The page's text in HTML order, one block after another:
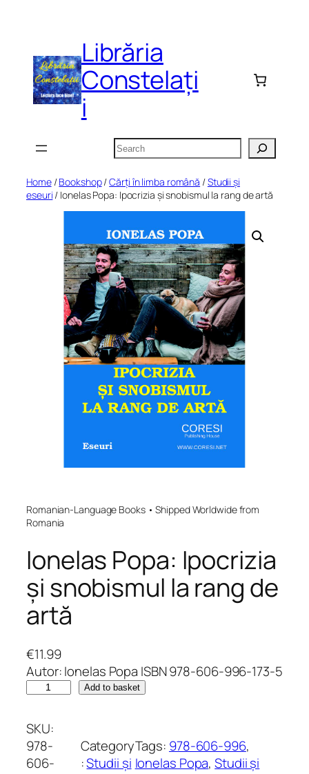
Librăria
Constelați
i
Search
Home/Bookshop/Cărți în limba română /Studii și
eseuri / Ionelas Popa: Ipocrizia și snobismul la rang de artă
Romanian-Language Books • Shipped Worldwide from
Romania
Ionelas Popa: Ipocrizia
și snobismul la rang de
artă
€11.99
Autor: Ionelas Popa ISBN 978-606-996-173-5
n
e
l
Add to basket
SKU:
978-
606-
Category
:Studii și
Tags: 978-606-996
Ionelas Popa, Studii și